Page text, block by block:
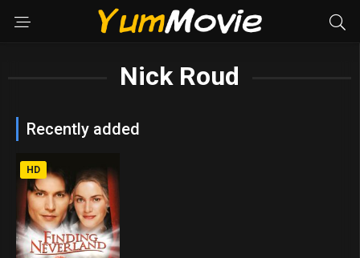
Nick Roud
Recently added
HD